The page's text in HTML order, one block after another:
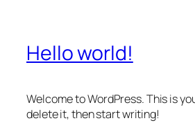
Hello world!
Welcome to WordPress. This is
delete it, then start writing!